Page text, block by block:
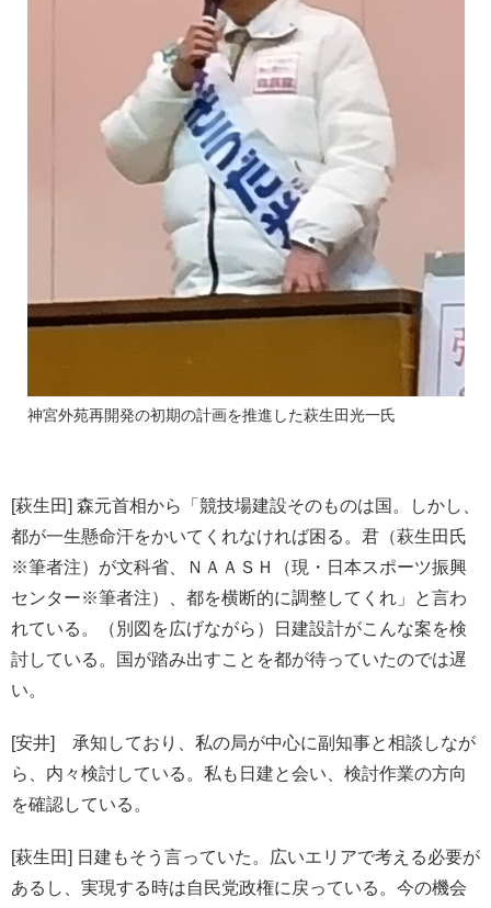
神宮外苑再開発の初期の計画を推進した萩生田光一氏
[萩生田] 森元首相から「競技場建設そのものは国。しかし、
都が一生懸命汗をかいてくれなければ困る。君（萩生田氏
※筆者注）が文科省、ＮＡＡＳＨ（現・日本スポーツ振興
センター※筆者注）、都を横断的に調整してくれ」と言わ
れている。（別図を広げながら）日建設計がこんな案を検
討している。国が踏み出すことを都が待っていたのでは遅
い。
[安井] 承知しており、私の局が中心に副知事と相談しなが
ら、内々検討している。私も日建と会い、検討作業の方向
を確認している。
[萩生田] 日建もそう言っていた。広いエリアで考える必要が
あるし、実現する時は自民党政権に戻っている。今の機会